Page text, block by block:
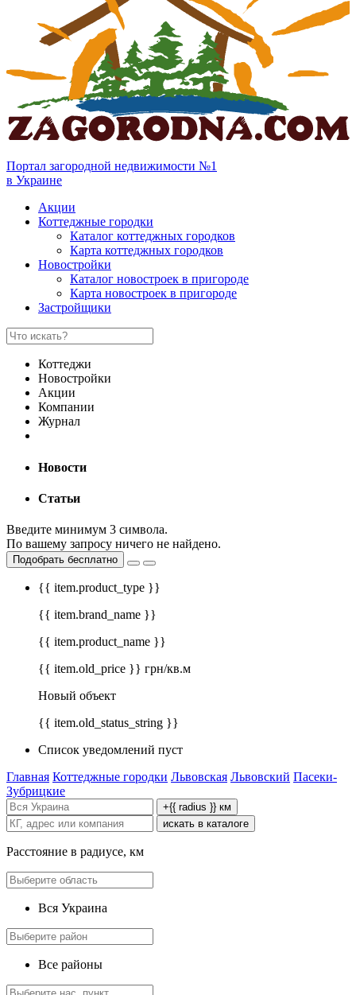
Портал загородной недвижимости №1
в Украине
Акции
Коттеджные городки
Каталог коттеджных городков
Карта коттеджных городков
Новостройки
Каталог новостроек в пригороде
Карта новостроек в пригороде
Застройщики
Коттеджи
Новостройки
Акции
Компании
Журнал
Новости
Статьи
Введите минимум 3 символа.
По вашему запросу ничего не найдено.
Подобрать бесплатно
{{ item.product_type }}
{{ item.brand_name }}
{{ item.product_name }}
{{ item.old_price }} грн/кв.м
Новый объект
{{ item.old_status_string }}
Список уведомлений пуст
Главная Коттеджные городки Львовская Львовский Пасеки-
Зубрицкие
+{{ radius }} км
искать в каталоге
Расстояние в радиусе, км
Вся Украина
Все районы